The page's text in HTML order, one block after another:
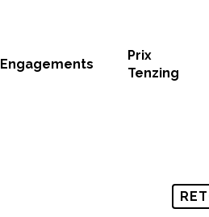
Engagements
Prix
Tenzing